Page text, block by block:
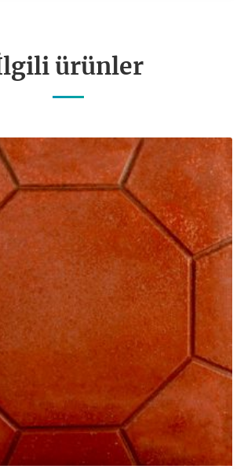
ürünler